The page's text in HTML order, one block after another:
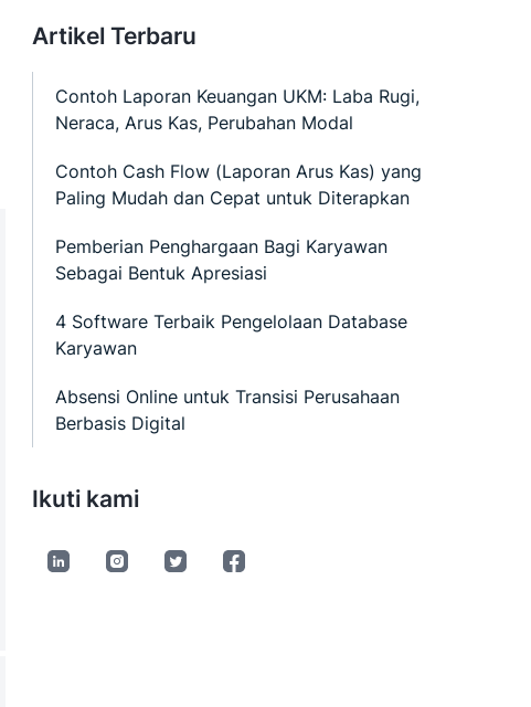
Artikel Terbaru
Contoh Laporan Keuangan UKM: Laba Rugi,
Neraca, Arus Kas, Perubahan Modal
Contoh Cash Flow (Laporan Arus Kas) yang
Paling Mudah dan Cepat untuk Diterapkan
Pemberian Penghargaan Bagi Karyawan
Sebagai Bentuk Apresiasi
4 Software Terbaik Pengelolaan Database
Karyawan
Absensi Online untuk Transisi Perusahaan
Berbasis Digital
Ikuti kami